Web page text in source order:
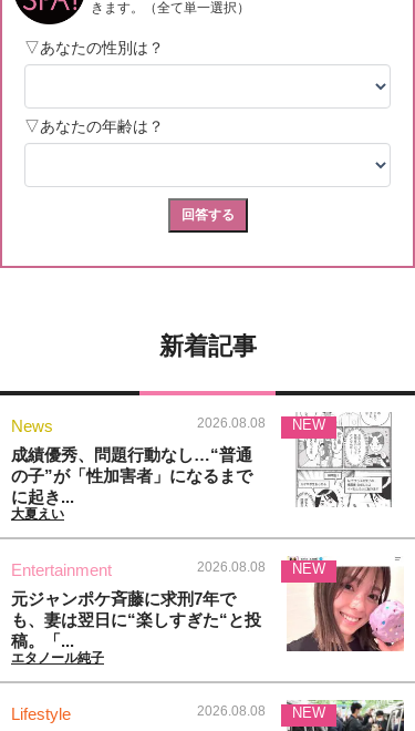
新着記事
News 2026.08.08
成績優秀、問題行動なし…“普通
の子”が「性加害者」になるまで
に起き...
大夏えい
NEW
Entertainment 2026.08.08
元ジャンポケ斉藤に求刑7年で
も、妻は翌日に“楽しすぎた“と投
稿。「...
エタノール純子
NEW
Lifestyle 2026.08.08 NEW